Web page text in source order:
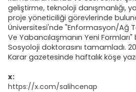
geliştirme, teknoloji danışmanlığı,
proje yöneticiliği görevlerinde
Üniversitesi'nde "Enformasyon/Ağ
Ve Yabancılaşmanın Yeni Formları"
Sosyoloji doktorasını tamamladı.
Karar gazetesinde haftalık köşe
x:
https://x.com/salihcenap